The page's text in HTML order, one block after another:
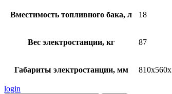
Вместимость топливного бака, л 18
Вес электростанции, кг 87
Габариты электростанции, мм
login